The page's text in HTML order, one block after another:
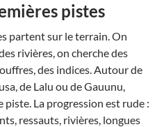
pistes
partent sur le terrain. On
rivières, on cherche des
des indices. Autour de
de Lalu ou de Gauunu,
La progression est rude :
ressauts, rivières, longues